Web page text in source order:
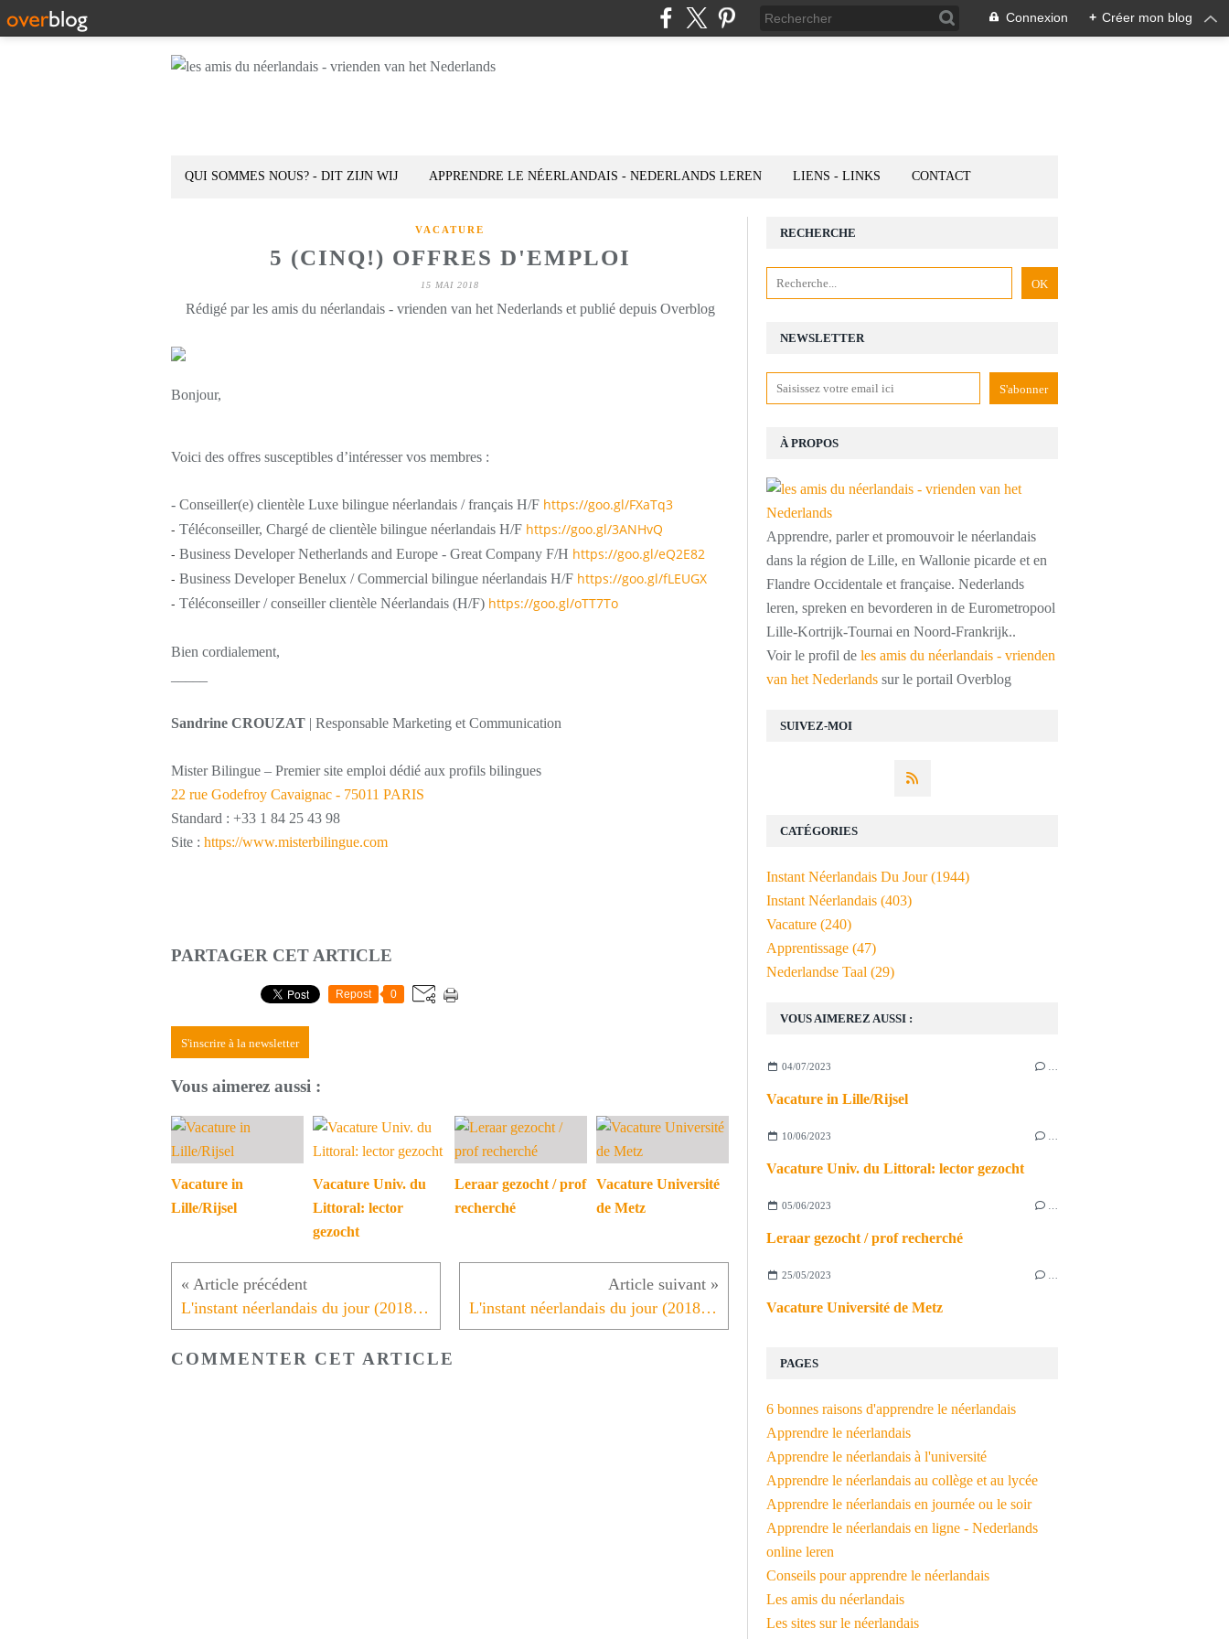
Connexion + Créer mon blog
QUI SOMMES NOUS? - DIT ZIJN WIJ APPRENDRE LE NÉERLANDAIS - NEDERLANDS LEREN LIENS - LINKS CONTACT
VACATURE
5 (CINQ!) OFFRES D'EMPLOI
15 MAI 2018
Rédigé par les amis du néerlandais - vrienden van het Nederlands et publié depuis Overblog
Bonjour,
Voici des offres susceptibles d’intéresser vos membres :
- Conseiller(e) clientèle Luxe bilingue néerlandais / français H/F https://goo.gl/FXaTq3
- Téléconseiller, Chargé de clientèle bilingue néerlandais H/F https://goo.gl/3ANHvQ
- Business Developer Netherlands and Europe - Great Company F/H https://goo.gl/eQ2E82
- Business Developer Benelux / Commercial bilingue néerlandais H/F https://goo.gl/fLEUGX
- Téléconseiller / conseiller clientèle Néerlandais (H/F) https://goo.gl/oTT7To
Bien cordialement,
Sandrine CROUZAT | Responsable Marketing et Communication
Mister Bilingue – Premier site emploi dédié aux profils bilingues
22 rue Godefroy Cavaignac - 75011 PARIS
Standard : +33 1 84 25 43 98
Site : https://www.misterbilingue.com
PARTAGER CET ARTICLE
Repost 0
S'inscrire à la newsletter
Vous aimerez aussi :
Vacature in
Lille/Rijsel
Vacature Univ. du
Littoral: lector
gezocht
Leraar gezocht / prof
recherché
Vacature Université
de Metz
L'instant néerlandais du jour (2018_05_15): Op 15 mei om 8 uur L'instant néerlandais du jour (2018_05_16): kwart over 7
COMMENTER CET ARTICLE
NEWSLETTER
SUIVEZ-MOI
RECHERCHE
À PROPOS
Apprendre, parler et promouvoir le néerlandais
dans la région de Lille, en Wallonie picarde et en
Flandre Occidentale et française. Nederlands
leren, spreken en bevorderen in de Eurometropool
Lille-Kortrijk-Tournai en Noord-Frankrijk..
Voir le profil de les amis du néerlandais - vrienden
van het Nederlands sur le portail Overblog
VOUS AIMEREZ AUSSI :
04/07/2023
Vacature in Lille/Rijsel
10/06/2023
Vacature Univ. du Littoral: lector gezocht
05/06/2023
Leraar gezocht / prof recherché
25/05/2023
Vacature Université de Metz
PAGES
6 bonnes raisons d'apprendre le néerlandais
Apprendre le néerlandais
Apprendre le néerlandais à l'université
Apprendre le néerlandais au collège et au lycée
Apprendre le néerlandais en journée ou le soir
Apprendre le néerlandais en ligne - Nederlands
online leren
Conseils pour apprendre le néerlandais
Les amis du néerlandais
Les sites sur le néerlandais
CATÉGORIES
Instant Néerlandais Du Jour(1944)
Instant Néerlandais (403)
Vacature (240)
Apprentissage (47)
Nederlandse Taal (29)